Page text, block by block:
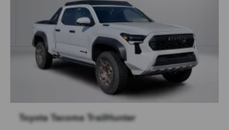
Toyota Tacoma TrailHunter